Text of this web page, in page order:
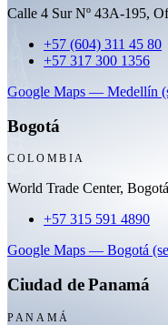
Calle 4 Sur Nº 43A-195,
+57 (604) 311 45 80
+57 317 300 1356
Google Maps — Medellín
Bogotá
COLOMBIA
World Trade Center, Bogotá
+57 315 591 4890
Google Maps — Bogotá
Ciudad de Panamá
PANAMÁ